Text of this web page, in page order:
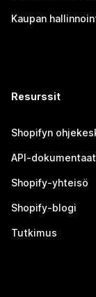
Kaupan
Resurssit
Shopifyn
API-
Shopify-yhteisö
Shopify-blogi
Tutkimus